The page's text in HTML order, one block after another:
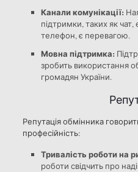
Канали комунікації:
підтримки, таких як
телефон, є перевагою.
Мовна підтримка:
зробить використання
громадян України.
Репутація обмінника
професійність:
Тривалість роботи на
роботи свідчить про